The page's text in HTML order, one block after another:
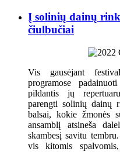
Į solinių dainų
čiulbučiai
Vis gausėjant
programose
pildantis jų
parengti solinių dainų
balsai, kokie žmonės
ansamblį atsineša
skambesį savitu
vis kitomis